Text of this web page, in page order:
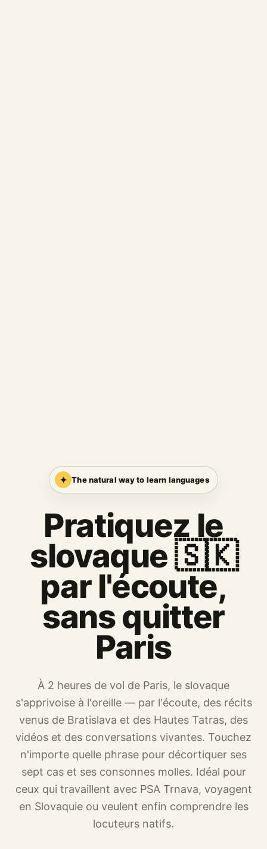
✦ The natural way to learn languages
Pratiquez le
slovaque 🇸🇰
par l'écoute,
sans quitter
Paris
À 2 heures de vol de Paris, le slovaque
s'apprivoise à l'oreille — par l'écoute, des récits
venus de Bratislava et des Hautes Tatras, des
vidéos et des conversations vivantes. Touchez
n'importe quelle phrase pour décortiquer ses
sept cas et ses consonnes molles. Idéal pour
ceux qui travaillent avec PSA Trnava, voyagent
en Slovaquie ou veulent enfin comprendre les
locuteurs natifs.